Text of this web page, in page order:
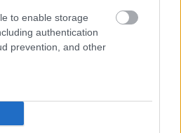
to enable storage
authentication
prevention, and other
könyvelő
fontos es aktualis